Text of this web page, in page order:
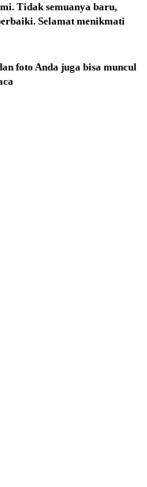
Tidak semuanya baru,
Selamat menikmati
foto Anda juga bisa muncul